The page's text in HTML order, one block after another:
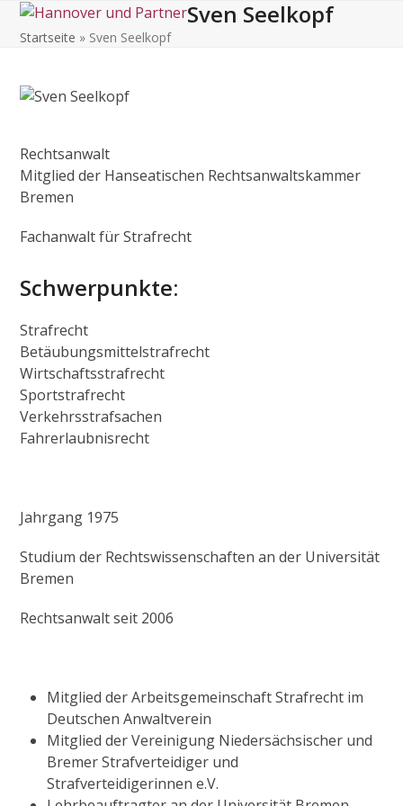
SkipOpen
mobile
Close
mobile
Sven Seelkopf
Startseite » Sven Seelkopf
Rechtsanwalt
Mitglied der Hanseatischen Rechtsanwaltskammer
Bremen
Fachanwalt für Strafrecht
Schwerpunkte:
Strafrecht
Betäubungsmittelstrafrecht
Wirtschaftsstrafrecht
Sportstrafrecht
Verkehrsstrafsachen
Fahrerlaubnisrecht
Jahrgang 1975
Studium der Rechtswissenschaften an der Universität
Bremen
Rechtsanwalt seit 2006
Mitglied der Arbeitsgemeinschaft Strafrecht im
Deutschen Anwaltverein
Mitglied der Vereinigung Niedersächsischer und
Bremer Strafverteidiger und
Strafverteidigerinnen e.V.